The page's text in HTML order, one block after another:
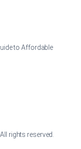
to Affordable
rights reserved.